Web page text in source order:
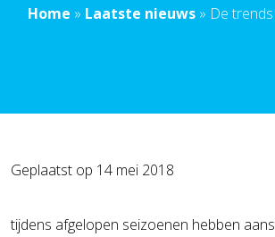
Home » Laatste nieuws » De
Geplaatst op 14 mei 2018
tijdens afgelopen seizoenen hebben